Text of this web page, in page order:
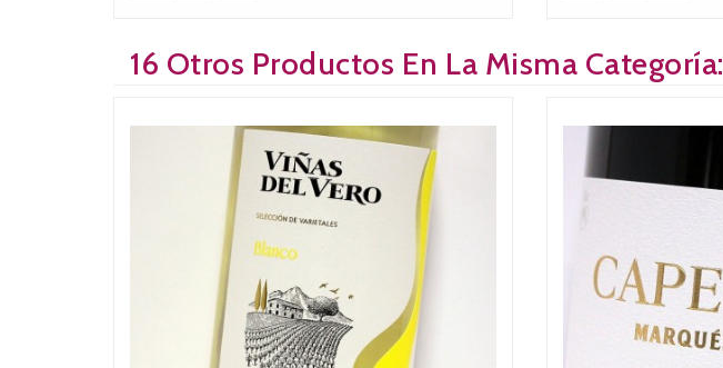
16 Otros Productos En La Misma Categoría: